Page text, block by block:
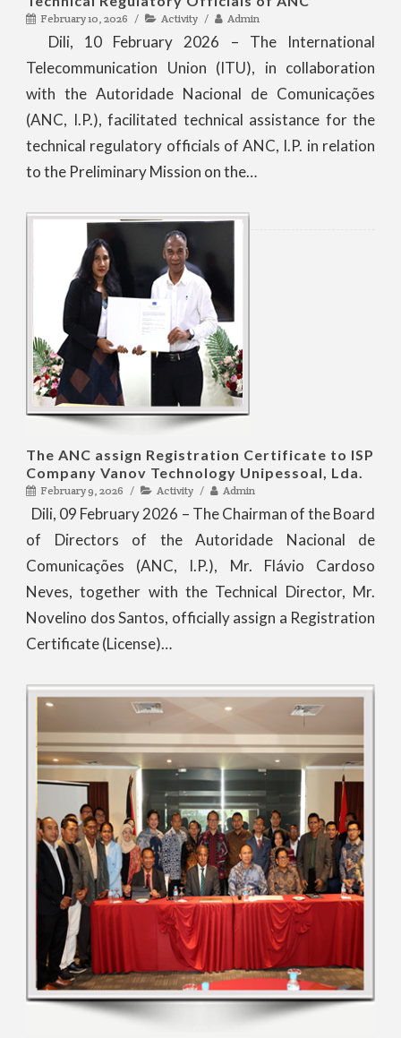
February 10, 2026 Activity Admin
Dili, 10 February 2026 – The International
Telecommunication Union (ITU), in collaboration
with the Autoridade Nacional de Comunicações
(ANC, I.P.), facilitated technical assistance for the
technical regulatory officials of ANC, I.P. in relation
to the Preliminary Mission on the…
The ANC assign Registration Certificate to ISP
Company Vanov Technology Unipessoal, Lda.
February 9, 2026 Activity Admin
Dili, 09 February 2026 – The Chairman of the Board
of Directors of the Autoridade Nacional de
Comunicações (ANC, I.P.), Mr. Flávio Cardoso
Neves, together with the Technical Director, Mr.
Novelino dos Santos, officially assign a Registration
Certificate (License)…